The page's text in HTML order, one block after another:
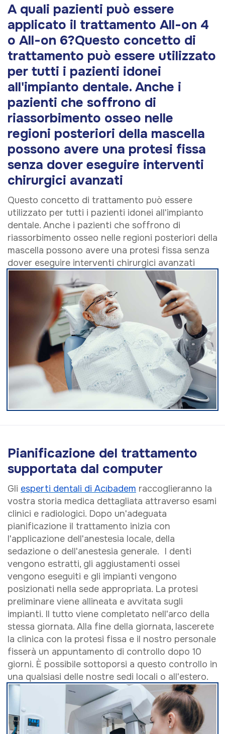
A quali pazienti può essere
applicato il trattamento All-on 4
o All-on 6?Questo concetto di
trattamento può essere utilizzato
per tutti i pazienti idonei
all'impianto dentale. Anche i
pazienti che soffrono di
riassorbimento osseo nelle
regioni posteriori della mascella
possono avere una protesi fissa
senza dover eseguire interventi
chirurgici avanzati
Questo concetto di trattamento può essere
utilizzato per tutti i pazienti idonei all'impianto
dentale. Anche i pazienti che soffrono di
riassorbimento osseo nelle regioni posteriori della
mascella possono avere una protesi fissa senza
dover eseguire interventi chirurgici avanzati
Pianificazione del trattamento
supportata dal computer
Gli esperti dentali di Acıbadem raccoglieranno la
vostra storia medica dettagliata attraverso esami
clinici e radiologici. Dopo un'adeguata
pianificazione il trattamento inizia con
l'applicazione dell'anestesia locale, della
sedazione o dell'anestesia generale. I denti
vengono estratti, gli aggiustamenti ossei
vengono eseguiti e gli impianti vengono
posizionati nella sede appropriata. La protesi
preliminare viene allineata e avvitata sugli
impianti. Il tutto viene completato nell'arco della
stessa giornata. Alla fine della giornata, lascerete
la clinica con la protesi fissa e il nostro personale
fisserà un appuntamento di controllo dopo 10
giorni. È possibile sottoporsi a questo controllo in
una qualsiasi delle nostre sedi locali o all'estero.